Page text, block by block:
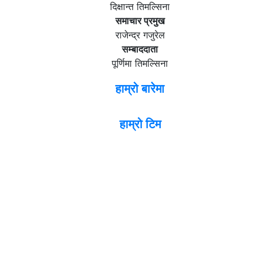
दिक्षान्त तिमल्सिना
समाचार प्रमुख
राजेन्द्र गजुरेल
सम्बाददाता
पूर्णिमा तिमल्सिना
हाम्रो बारेमा
हाम्रो टिम